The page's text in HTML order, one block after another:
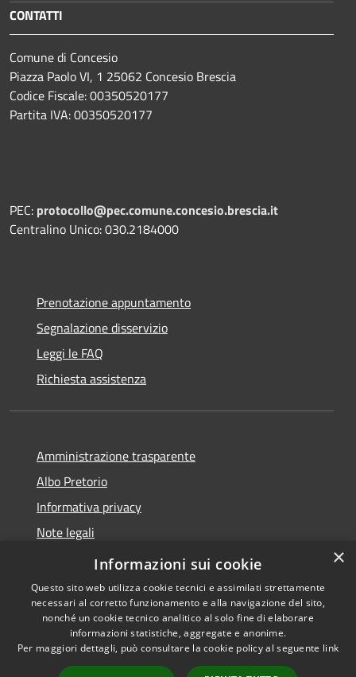
CONTATTI
Comune di Concesio
Piazza Paolo VI, 1 25062 Concesio Brescia
Codice Fiscale: 00350520177
Partita IVA: 00350520177
PEC: protocollo@pec.comune.concesio.brescia.it
Centralino Unico: 030.2184000
Prenotazione appuntamento
Segnalazione disservizio
Leggi le FAQ
Richiesta assistenza
Amministrazione trasparente
Albo Pretorio
Informativa privacy
Note legali
Dichiarazione di accessibilità
Accessibilità
Copyright © 2021 •
Comune di Concesio •
×
Informazioni sui cookie
Questo sito web utilizza cookie tecnici e assimilati strettamente
necessari al corretto funzionamento e alla navigazione del sito,
nonché un cookie tecnico analitico al solo fine di elaborare
informazioni statistiche, aggregate e anonime.
Per maggiori dettagli, può consultare la cookie policy al seguente link